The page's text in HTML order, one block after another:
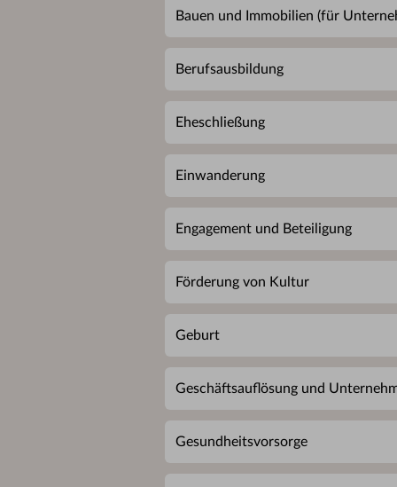
Bauen und Immobilien (für
Berufsausbildung
Eheschließung
Einwanderung
Engagement und Beteiligung
Förderung von Kultur
Geburt
Geschäftsauflösung und
Gesundheitsvorsorge